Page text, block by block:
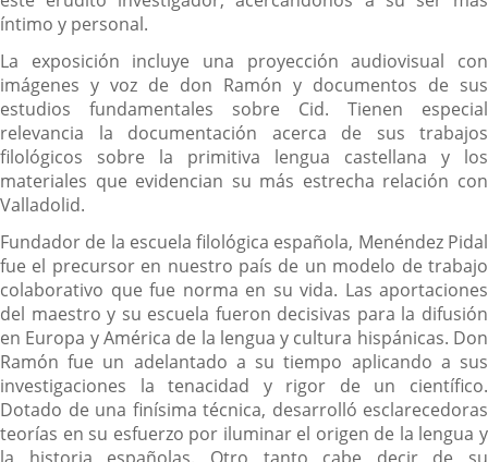
íntimo y personal.
La exposición incluye una proyección audiovisual con
imágenes y voz de don Ramón y documentos de sus
estudios fundamentales sobre Cid. Tienen especial
relevancia la documentación acerca de sus trabajos
filológicos sobre la primitiva lengua castellana y los
materiales que evidencian su más estrecha relación con
Valladolid.
Fundador de la escuela filológica española, Menéndez Pidal
fue el precursor en nuestro país de un modelo de trabajo
colaborativo que fue norma en su vida. Las aportaciones
del maestro y su escuela fueron decisivas para la difusión
en Europa y América de la lengua y cultura hispánicas. Don
Ramón fue un adelantado a su tiempo aplicando a sus
investigaciones la tenacidad y rigor de un científico.
Dotado de una finísima técnica, desarrolló esclarecedoras
teorías en su esfuerzo por iluminar el origen de la lengua y